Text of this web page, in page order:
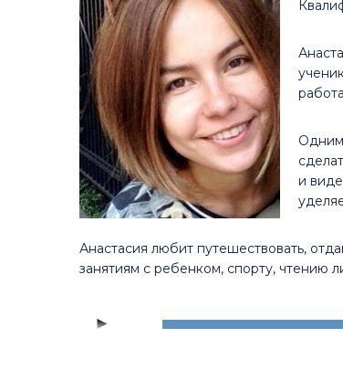
Одним
и
Анастасия любит путешествовать,
занятиям с ребенком, спорту, чтению
Аудиоплеер